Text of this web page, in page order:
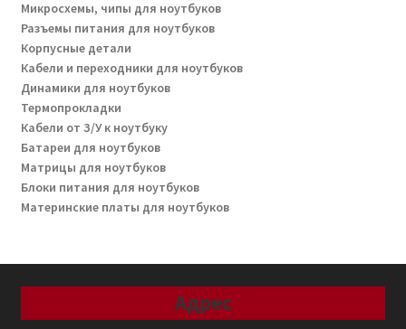
Микросхемы, чипы для ноутбуков
Разъемы питания для ноутбуков
Корпусные детали
Кабели и переходники для ноутбуков
Динамики для ноутбуков
Термопрокладки
Кабели от З/У к ноутбуку
Батареи для ноутбуков
Матрицы для ноутбуков
Блоки питания для ноутбуков
Материнские платы для ноутбуков
Адрес